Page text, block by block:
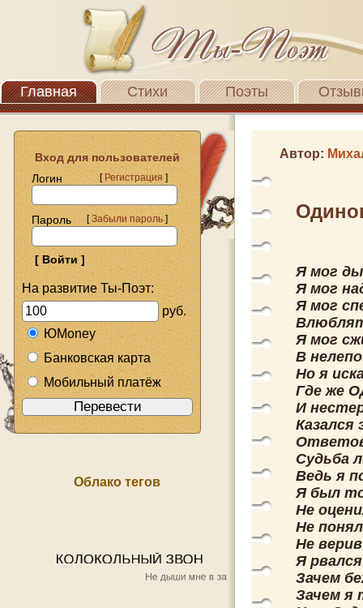
Главная Стихи Поэты
Вход для пользователей
Логин
[Регистрация]
Пароль [Забыли пароль]
На развитие Ты-Поэт:
руб.
ЮMoney
Банковская карта
Мобильный платёж
Облако тегов
Автор:
Я мог
Я мог
Я мог
Я мог
В
Но я
Где же
И
Казался
Судьба
Ведь я
Я был
Не
Не
Не
Я
Зачем
Зачем я